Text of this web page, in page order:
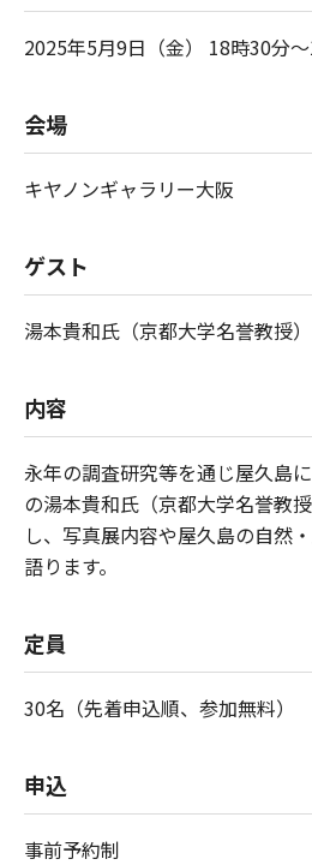
2025年5月9日（金） 18時30分
会場
キヤノンギャラリー大阪
ゲスト
湯本貴和氏（京都大学名誉教授）
内容
永年の調査研究等を通じ屋久島
の湯本貴和氏（京都大学名誉教
し、写真展内容や屋久島の自然
語ります。
定員
30名（先着申込順、参加無料）
申込
事前予約制